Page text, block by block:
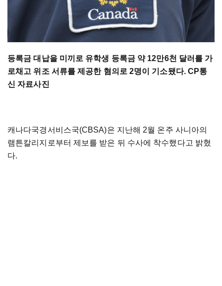
등록금 대납을 미끼로 유학생 등록금 약 12만6천 달러를 가
로채고 위조 서류를 제공한 혐의로 2명이 기소됐다. CP통
신 자료사진
캐나다국경서비스국(CBSA)은 지난해 2월 온주 사니아의
램튼칼리지로부터 제보를 받은 뒤 수사에 착수했다고 밝혔
다.